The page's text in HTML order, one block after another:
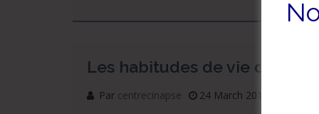
Les habitudes de vie des ados
Par centrecinapse 24 March 2014